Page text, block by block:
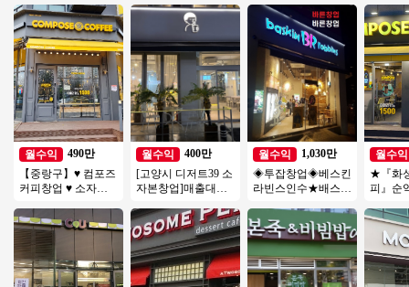
월수익
490만
【중랑구】♥ 컴포즈
커피창업 ♥ 소자본1
까페창업 ♥
월수익
400만
[고양시 디저트39 소
자본창업]매출대비
월수익
1,030만
◈투잡창업◈베스킨
라빈스인수★배스킨
아보고 오세요★초
보창업
월수익
★『화
피』순
자본창
투잡추